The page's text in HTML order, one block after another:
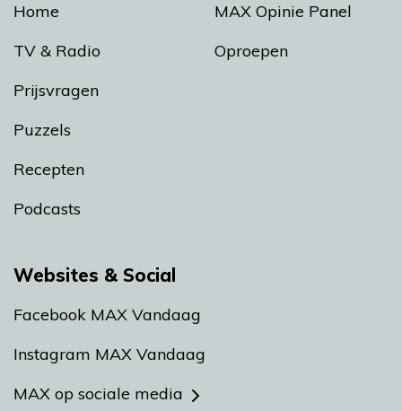
Home
TV & Radio
Prijsvragen
Puzzels
Recepten
Podcasts
MAX Opinie Panel
Oproepen
Websites & Social
Facebook MAX Vandaag
Instagram MAX Vandaag
MAX op sociale media